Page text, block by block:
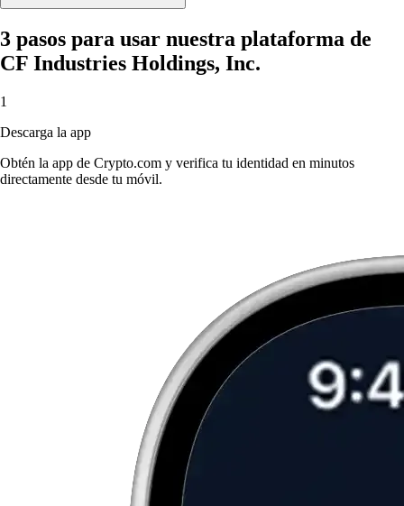
3 pasos para usar nuestra plataforma de
CF Industries Holdings, Inc.
1
Descarga la app
Obtén la app de Crypto.com y verifica tu identidad en minutos
directamente desde tu móvil.